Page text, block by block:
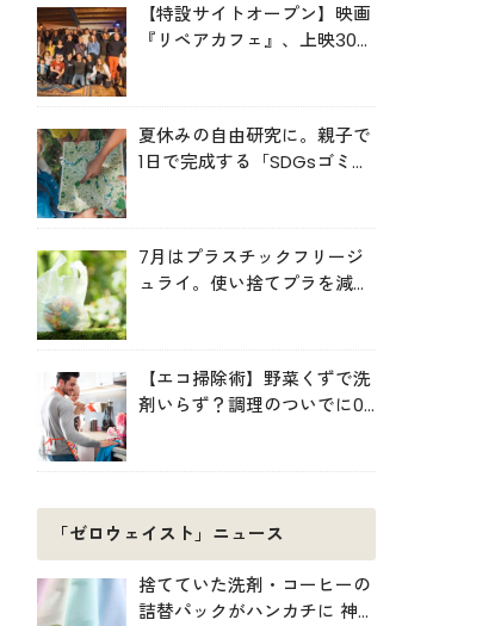
【特設サイトオープン】映画
『リペアカフェ』、上映300
夏休みの自由研究に。親子で
1日で完成する「SDGsゴミ・
7月はプラスチックフリージ
ュライ。使い捨てプラを減ら
【エコ掃除術】野菜くずで洗
剤いらず？調理のついでに0
「ゼロウェイスト」ニュース
捨てていた洗剤・コーヒーの
詰替パックがハンカチに 神